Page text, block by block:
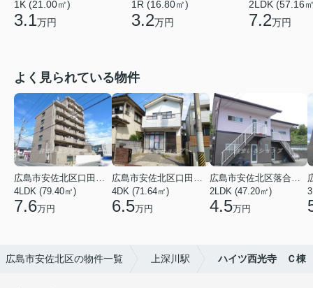
1K (21.00㎡)
3.1万円
1R (16.80㎡)
3.2万円
2LDK (57.16
7.2万円
よく見られている物件
広島市安佐北区口田３丁目
4LDK (79.40㎡)
7.6万円
広島市安佐北区口田５丁目
4DK (71.64㎡)
6.5万円
広島市安佐北区落合南９丁目
2LDK (47.20㎡)
4.5万円
広島市安佐北区の物件一覧 上深川駅 ハイツ西光寺 Ｃ棟